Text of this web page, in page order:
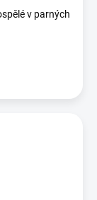
v parných